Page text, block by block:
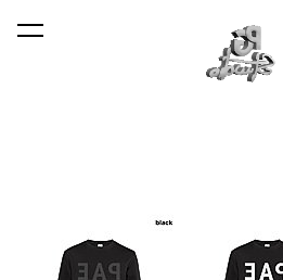
lisati ostukorvi. Vaata ostukorvi